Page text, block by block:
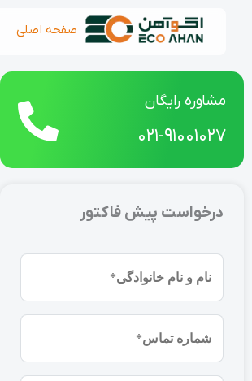
صفحه اصلی
مشاوره رایگان
021-91001027
درخواست پیش فاکتور
نام
خانوادگی
(ضروری)
موبایل
(ضروری)